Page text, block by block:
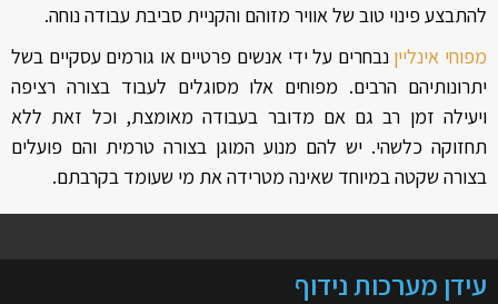
להתבצע פינוי טוב של אוויר מזוהם והקניית סביבת עבודה נוחה.
מפוחי אינליין נבחרים על ידי אנשים פרטיים או גורמים עסקיים בשל
יתרונותיהם הרבים. מפוחים אלו מסוגלים לעבוד בצורה רציפה
ויעילה זמן רב גם אם מדובר בעבודה מאומצת, וכל זאת ללא
תחזוקה כלשהי. יש להם מנוע המוגן בצורה טרמית והם פועלים
בצורה שקטה במיוחד שאינה מטרידה את מי שעומד בקרבתם.
עידן מערכות נידוף